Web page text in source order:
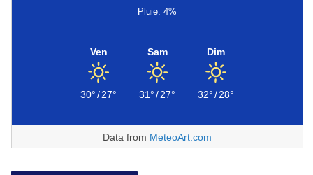
Pluie: 4%
Ven
30°/27°
Sam
31°/27°
Dim
32°/28°
Data from MeteoArt.com